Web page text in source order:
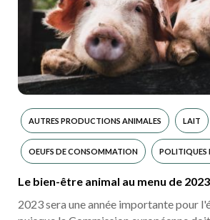
AUTRES PRODUCTIONS ANIMALES LAIT
OEUFS DE CONSOMMATION POLITIQUES
Le bien-être animal au menu de 2023
2023 sera une année importante pour